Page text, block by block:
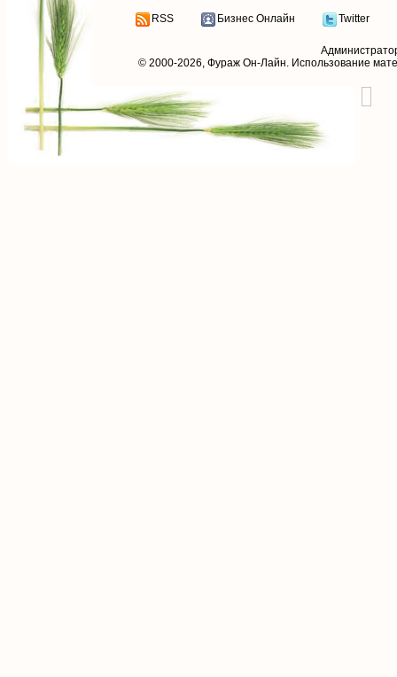
RSS Бизнес Онлайн Twitter
© 2000-2026, Фураж Он-Лайн. Использование